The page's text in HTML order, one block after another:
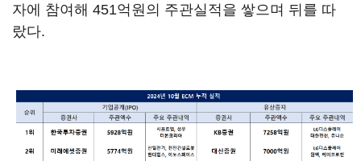
자에 참여해 451억원의 주관실적을 쌓으며 뒤를 따
랐다.